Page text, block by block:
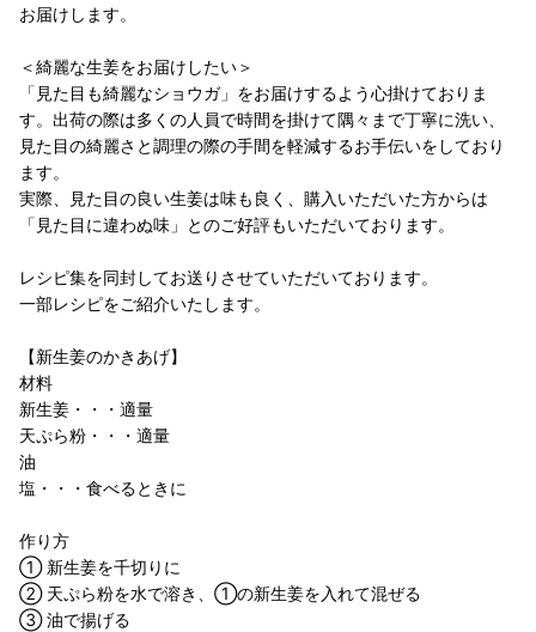
お届けします。
＜綺麗な生姜をお届けしたい＞
「見た目も綺麗なショウガ」をお届けするよう心掛けておりま
す。出荷の際は多くの人員で時間を掛けて隅々まで丁寧に洗い、
見た目の綺麗さと調理の際の手間を軽減するお手伝いをしており
ます。
実際、見た目の良い生姜は味も良く、購入いただいた方からは
「見た目に違わぬ味」とのご好評もいただいております。
レシピ集を同封してお送りさせていただいております。
一部レシピをご紹介いたします。
【新生姜のかきあげ】
材料
新生姜・・・適量
天ぷら粉・・・適量
油
塩・・・食べるときに
作り方
① 新生姜を千切りに
② 天ぷら粉を水で溶き、①の新生姜を入れて混ぜる
③ 油で揚げる